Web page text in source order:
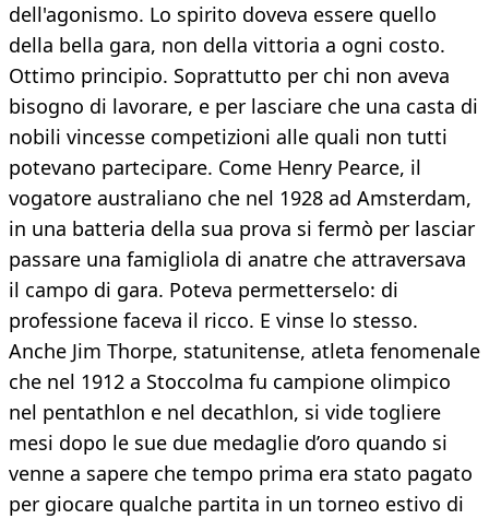
dell'agonismo. Lo spirito doveva essere quello
della bella gara, non della vittoria a ogni costo.
Ottimo principio. Soprattutto per chi non aveva
bisogno di lavorare, e per lasciare che una casta di
nobili vincesse competizioni alle quali non tutti
potevano partecipare. Come Henry Pearce, il
vogatore australiano che nel 1928 ad Amsterdam,
in una batteria della sua prova si fermò per lasciar
passare una famigliola di anatre che attraversava
il campo di gara. Poteva permetterselo: di
professione faceva il ricco. E vinse lo stesso.
Anche Jim Thorpe, statunitense, atleta fenomenale
che nel 1912 a Stoccolma fu campione olimpico
nel pentathlon e nel decathlon, si vide togliere
mesi dopo le sue due medaglie d’oro quando si
venne a sapere che tempo prima era stato pagato
per giocare qualche partita in un torneo estivo di